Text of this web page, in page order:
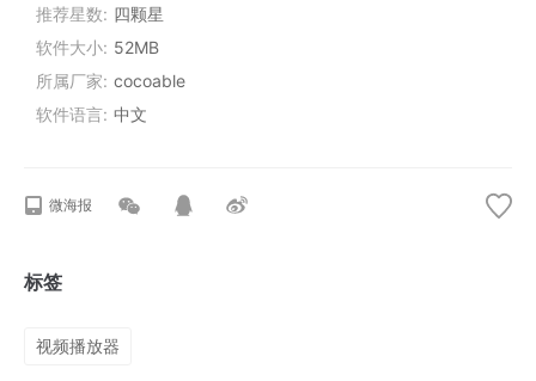
推荐星数
四颗星
软件大小 52MB
所属厂家 cocoable
软件语言 中文
微海报
标签
视频播放器